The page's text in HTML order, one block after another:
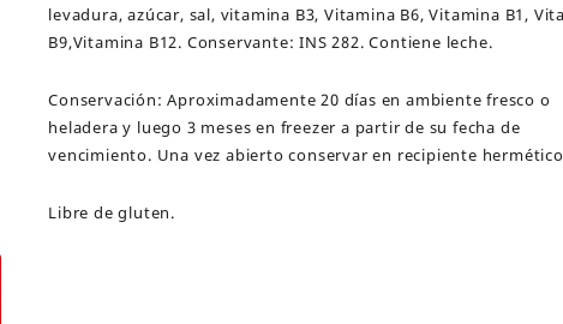
levadura, azúcar, sal, vitamina B3, Vitamina B6, Vitamina B1,
B9,Vitamina B12. Conservante: INS 282. Contiene leche.
Conservación: Aproximadamente 20 días en ambiente fresco o
heladera y luego 3 meses en freezer a partir de su fecha de
vencimiento. Una vez abierto conservar en recipiente
Libre de gluten.